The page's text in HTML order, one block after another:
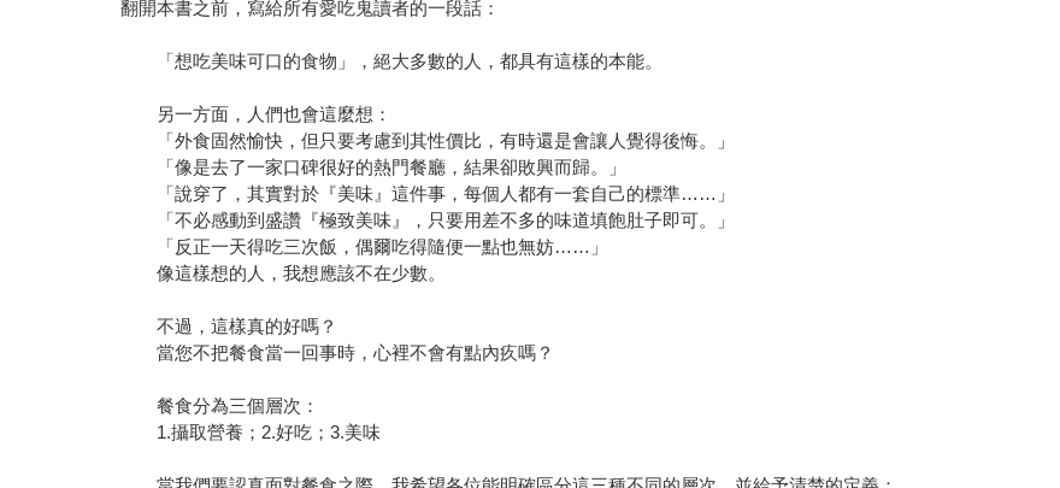
翻開本書之前，寫給所有愛吃鬼讀者的一段話：
「想吃美味可口的食物」，絕大多數的人，都具有這樣的本能。
另一方面，人們也會這麼想：
「外食固然愉快，但只要考慮到其性價比，有時還是會讓人覺得後悔。」
「像是去了一家口碑很好的熱門餐廳，結果卻敗興而歸。」
「說穿了，其實對於『美味』這件事，每個人都有一套自己的標準……」
「不必感動到盛讚『極致美味』，只要用差不多的味道填飽肚子即可。」
「反正一天得吃三次飯，偶爾吃得隨便一點也無妨……」
像這樣想的人，我想應該不在少數。
不過，這樣真的好嗎？
當您不把餐食當一回事時，心裡不會有點內疚嗎？
餐食分為三個層次：
1.攝取營養；2.好吃；3.美味